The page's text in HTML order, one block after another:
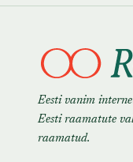
Eesti vanim
Eesti raamatute
raamatud.